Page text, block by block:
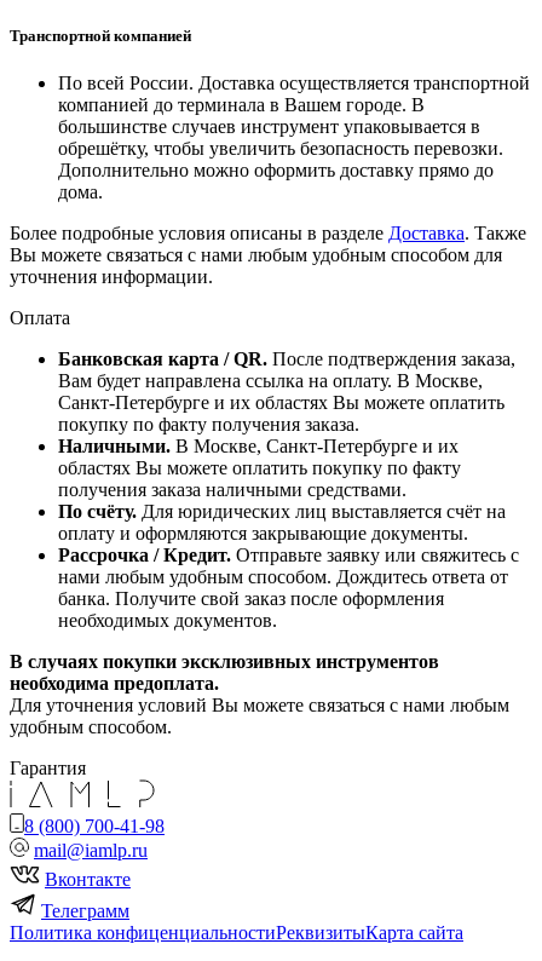
Транспортной компанией
По всей России. Доставка осуществляется транспортной
компанией до терминала в Вашем городе. В
большинстве случаев инструмент упаковывается в
обрешётку, чтобы увеличить безопасность перевозки.
Дополнительно можно оформить доставку прямо до
дома.
Более подробные условия описаны в разделе Доставка. Также
Вы можете связаться с нами любым удобным способом для
уточнения информации.
Оплата
Банковская карта / QR. После подтверждения заказа,
Вам будет направлена ссылка на оплату. В Москве,
Санкт-Петербурге и их областях Вы можете оплатить
покупку по факту получения заказа.
Наличными. В Москве, Санкт-Петербурге и их
областях Вы можете оплатить покупку по факту
получения заказа наличными средствами.
По счёту. Для юридических лиц выставляется счёт на
оплату и оформляются закрывающие документы.
Рассрочка / Кредит. Отправьте заявку или свяжитесь с
нами любым удобным способом. Дождитесь ответа от
банка. Получите свой заказ после оформления
необходимых документов.
В случаях покупки эксклюзивных инструментов
необходима предоплата.
Для уточнения условий Вы можете связаться с нами любым
удобным способом.
Гарантия
8 (800) 700-41-98
mail@iamlp.ru
Вконтакте
Телеграмм
Политика конфиценциальностиРеквизитыКарта сайта